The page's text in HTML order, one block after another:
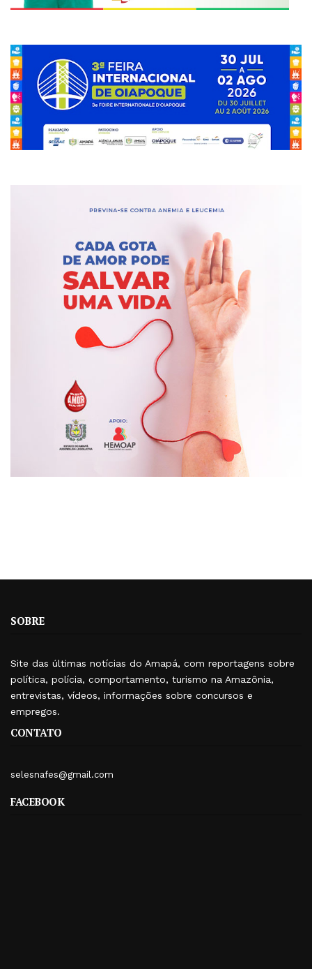
SOBRE
Site das últimas notícias do Amapá, com reportagens sobre
política, polícia, comportamento, turismo na Amazônia,
entrevistas, vídeos, informações sobre concursos e
empregos.
CONTATO
selesnafes@gmail.com
FACEBOOK